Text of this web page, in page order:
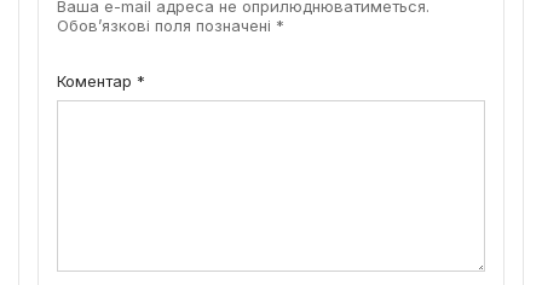
Ваша e-mail адреса не оприлюднюватиметься.
Обов’язкові поля позначені *
Коментар *